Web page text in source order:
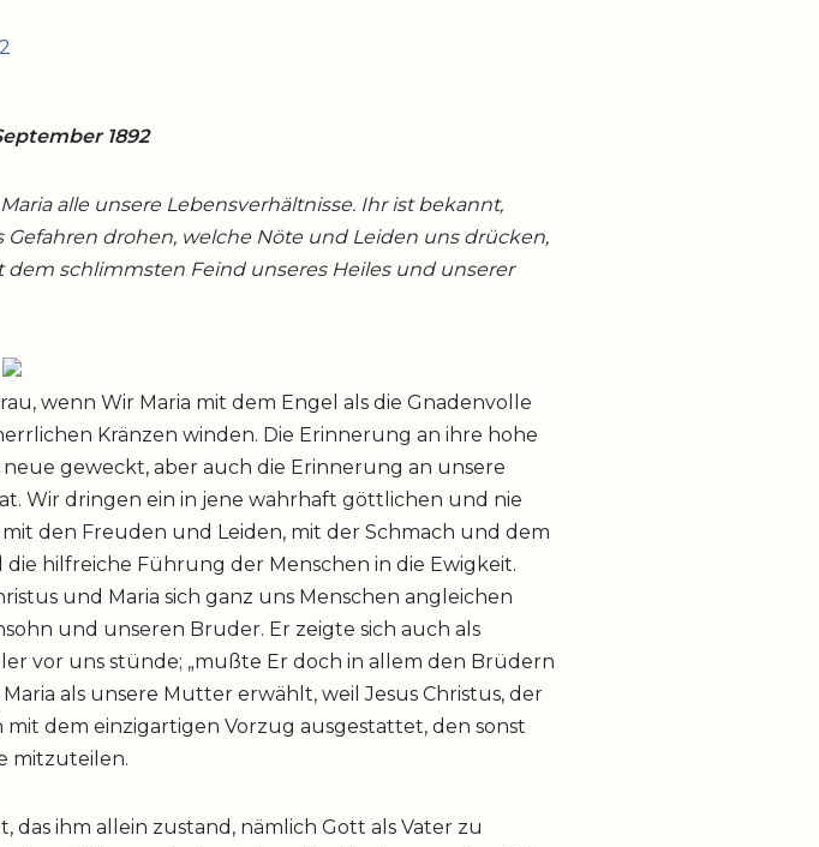
1892
alle unsere Lebensverhältnisse. Ihr ist bekannt,
drohen, welche Nöte und Leiden uns drücken,
schlimmsten Feind unseres Heiles und unserer
wenn Wir Maria mit dem Engel als die Gnadenvolle
Kränzen winden. Die Erinnerung an ihre hohe
geweckt, aber auch die Erinnerung an unsere
Wir dringen ein in jene wahrhaft göttlichen und nie
den Freuden und Leiden, mit der Schmach und dem
hilfreiche Führung der Menschen in die Ewigkeit.
und Maria sich ganz uns Menschen angleichen
und unseren Bruder. Er zeigte sich auch als
vor uns stünde; „mußte Er doch in allem den Brüdern
als unsere Mutter erwählt, weil Jesus Christus, der
dem einzigartigen Vorzug ausgestattet, den sonst
mitzuteilen.
das ihm allein zustand, nämlich Gott als Vater zu